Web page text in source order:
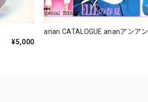
¥5,000
anan CATALOGUE ananアンア